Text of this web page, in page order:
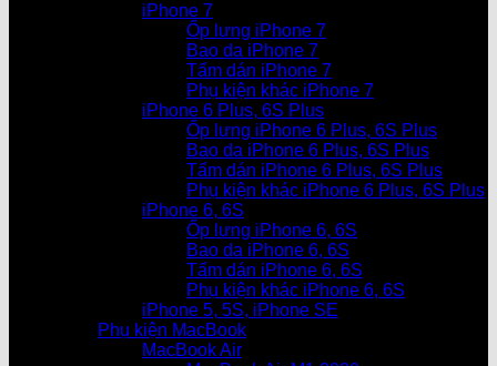
iPhone 7
Ốp lưng iPhone 7
Bao da iPhone 7
Tấm dán iPhone 7
Phụ kiện khác iPhone 7
iPhone 6 Plus, 6S Plus
Ốp lưng iPhone 6 Plus, 6S Plus
Bao da iPhone 6 Plus, 6S Plus
Tấm dán iPhone 6 Plus, 6S Plus
Phụ kiện khác iPhone 6 Plus, 6S Plus
iPhone 6, 6S
Ốp lưng iPhone 6, 6S
Bao da iPhone 6, 6S
Tấm dán iPhone 6, 6S
Phụ kiện khác iPhone 6, 6S
iPhone 5, 5S, iPhone SE
Phụ kiện MacBook
MacBook Air